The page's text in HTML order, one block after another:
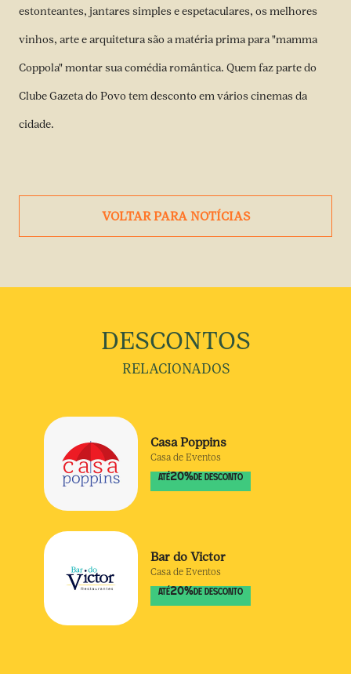
estonteantes, jantares simples e espetaculares, os melhores
vinhos, arte e arquitetura são a matéria prima para "mamma
Coppola" montar sua comédia romântica. Quem faz parte do
Clube Gazeta do Povo tem desconto em vários cinemas da
cidade.
VOLTAR PARA NOTÍCIAS
DESCONTOS
RELACIONADOS
Casa Poppins
Casa de Eventos
ATÉ20% DE DESCONTO
Bar do Victor
Casa de Eventos
ATÉ20% DE DESCONTO